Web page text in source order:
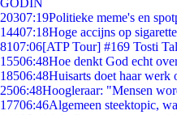
GODIN
20307:19Politieke meme's en
14407:18Hoge accijns op
8107:06[ATP Tour] #169 Tosti
15506:48Hoe denkt God echt
18506:48Huisarts doet haar werk
2506:48Hoogleraar: "Mensen
17706:46Algemeen steektopic,